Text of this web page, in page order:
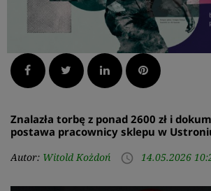
Facebook Twitter LinkedInPinterest
Znalazła torbę z ponad 2600 zł i
postawa pracownicy sklepu w
Autor: Witold Kożdoń access_time 14.05.2026